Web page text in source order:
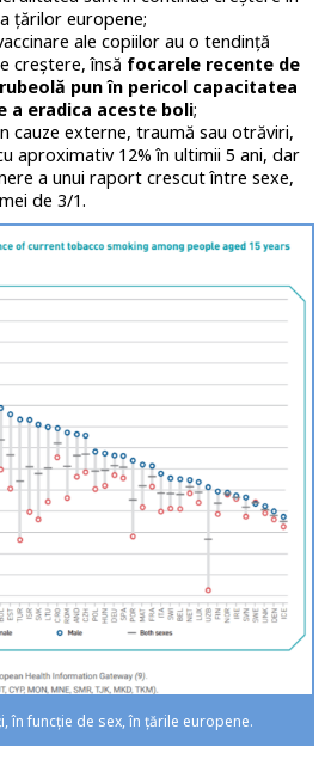
țărilor europene;
ale copiilor au o tendință
creștere, însă focarele recente de
pun în pericol capacitatea
a eradica aceste boli;
cauze externe, traumă sau otrăviri,
aproximativ 12% în ultimii 5 ani, dar
a unui raport crescut între sexe,
de 3/1.
în funcție de sex, în țările europene.